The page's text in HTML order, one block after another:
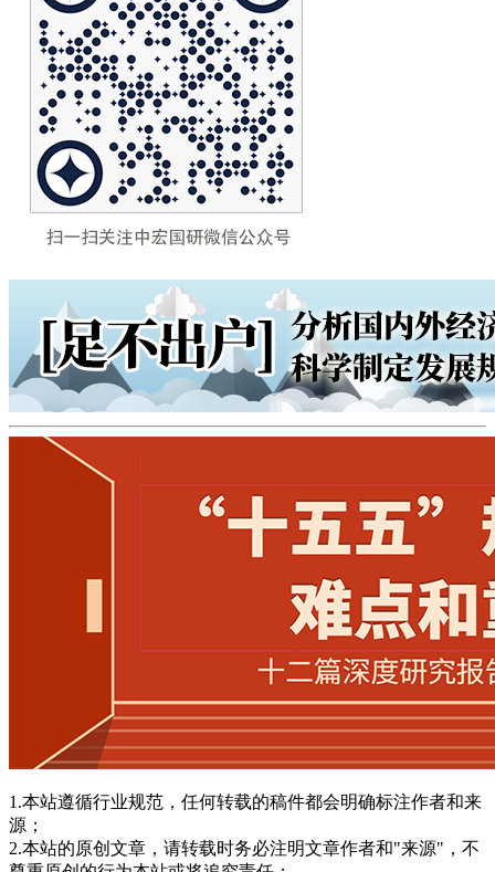
1.本站遵循行业规范，任何转载的稿件都会明确标注作者和来
源；
2.本站的原创文章，请转载时务必注明文章作者和"来源"，不